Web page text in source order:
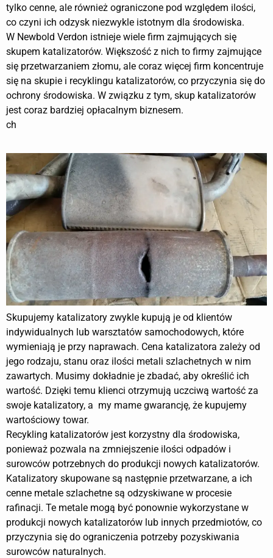
tylko cenne, ale również ograniczone pod względem ilości,
co czyni ich odzysk niezwykle istotnym dla środowiska.
W Newbold Verdon istnieje wiele firm zajmujących się
skupem katalizatorów. Większość z nich to firmy zajmujące
się przetwarzaniem złomu, ale coraz więcej firm koncentruje
się na skupie i recyklingu katalizatorów, co przyczynia się do
ochrony środowiska. W związku z tym, skup katalizatorów
jest coraz bardziej opłacalnym biznesem.
ch
Skupujemy katalizatory zwykle kupują je od klientów
indywidualnych lub warsztatów samochodowych, które
wymieniają je przy naprawach. Cena katalizatora zależy od
jego rodzaju, stanu oraz ilości metali szlachetnych w nim
zawartych. Musimy dokładnie je zbadać, aby określić ich
wartość. Dzięki temu klienci otrzymują uczciwą wartość za
swoje katalizatory, a my mame gwarancję, że kupujemy
wartościowy towar.
Recykling katalizatorów jest korzystny dla środowiska,
ponieważ pozwala na zmniejszenie ilości odpadów i
surowców potrzebnych do produkcji nowych katalizatorów.
Katalizatory skupowane są następnie przetwarzane, a ich
cenne metale szlachetne są odzyskiwane w procesie
rafinacji. Te metale mogą być ponownie wykorzystane w
produkcji nowych katalizatorów lub innych przedmiotów, co
przyczynia się do ograniczenia potrzeby pozyskiwania
surowców naturalnych.